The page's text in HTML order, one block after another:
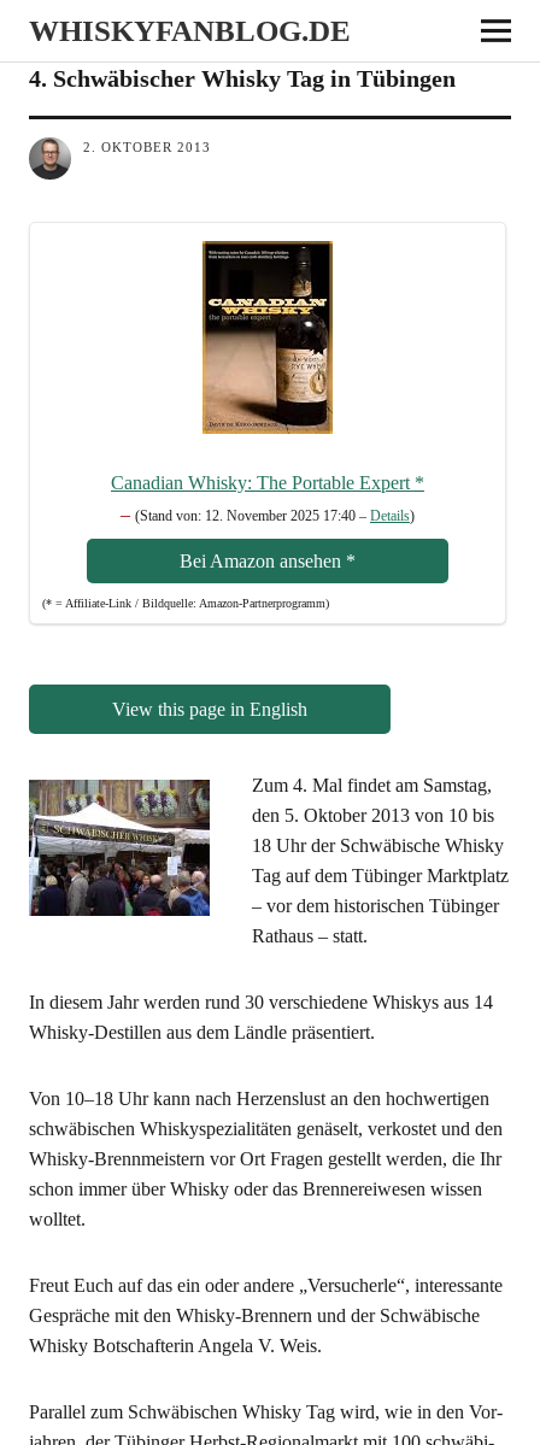
WHISKYFANBLOG.DE
EVENTS
4. Schwäbischer Whisky Tag in Tübingen
2. OKTOBER 2013
Cana­di­an Whis­ky: The Por­ta­ble Expert *
– (Stand von: 12. Novem­ber 2025 17:40 – Details)
Bei Ama­zon anse­hen *
(* = Affi­lia­te-Link / Bild­quel­le: Amazon-Partnerprogramm)
View this page in English
Zum 4. Mal fin­det am Sams­tag,
den 5. Okto­ber 2013 von 10 bis
18 Uhr der Schwä­bi­sche Whis­ky
Tag auf dem Tübin­ger Markt­platz
– vor dem his­to­ri­schen Tübin­ger
Rat­haus – statt.
In die­sem Jahr wer­den rund 30 ver­schie­de­ne Whis­kys aus 14
Whis­ky-Destil­len aus dem Länd­le präsentiert.
Von 10–18 Uhr kann nach Her­zens­lust an den hoch­wer­ti­gen
schwä­bi­schen Whis­ky­spe­zia­li­tä­ten genä­selt, ver­kos­tet und den
Whis­ky-Brenn­meis­tern vor Ort Fra­gen gestellt wer­den, die Ihr
schon immer über Whis­ky oder das Bren­ne­rei­we­sen wis­sen
wolltet.
Freut Euch auf das ein oder ande­re „Ver­su­cher­le“, inter­es­san­te
Gesprä­che mit den Whis­ky-Bren­nern und der Schwä­bi­sche
Whis­ky Bot­schaf­te­rin Ange­la V. Weis.
Par­al­lel zum Schwä­bi­schen Whis­ky Tag wird, wie in den Vor­